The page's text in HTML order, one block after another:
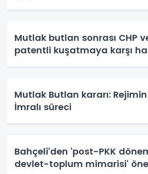
Mutlak butlan sonrası CHP
patentli kuşatmaya karşı
Mutlak Butlan kararı:
İmralı süreci
Bahçeli'den 'post-PKK
devlet-toplum mimarisi'